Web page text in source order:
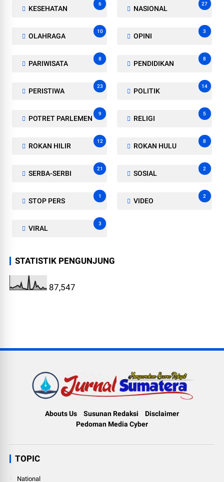
KESEHATAN
6
NASIONAL
27
OLAHRAGA
10
OPINI
3
PARIWISATA
8
PENDIDIKAN
8
PERISTIWA
23
POLITIK
14
POTRET PARLEMEN
9
RELIGI
5
ROKAN HILIR
12
ROKAN HULU
8
SERBA-SERBI
21
SOSIAL
2
STOP PERS
1
VIDEO
2
VIRAL
3
STATISTIK PENGUNJUNG
87,547
Abouts Us Susunan Redaksi
Disclaimer
Pedoman Media Cyber
TOPIC
National